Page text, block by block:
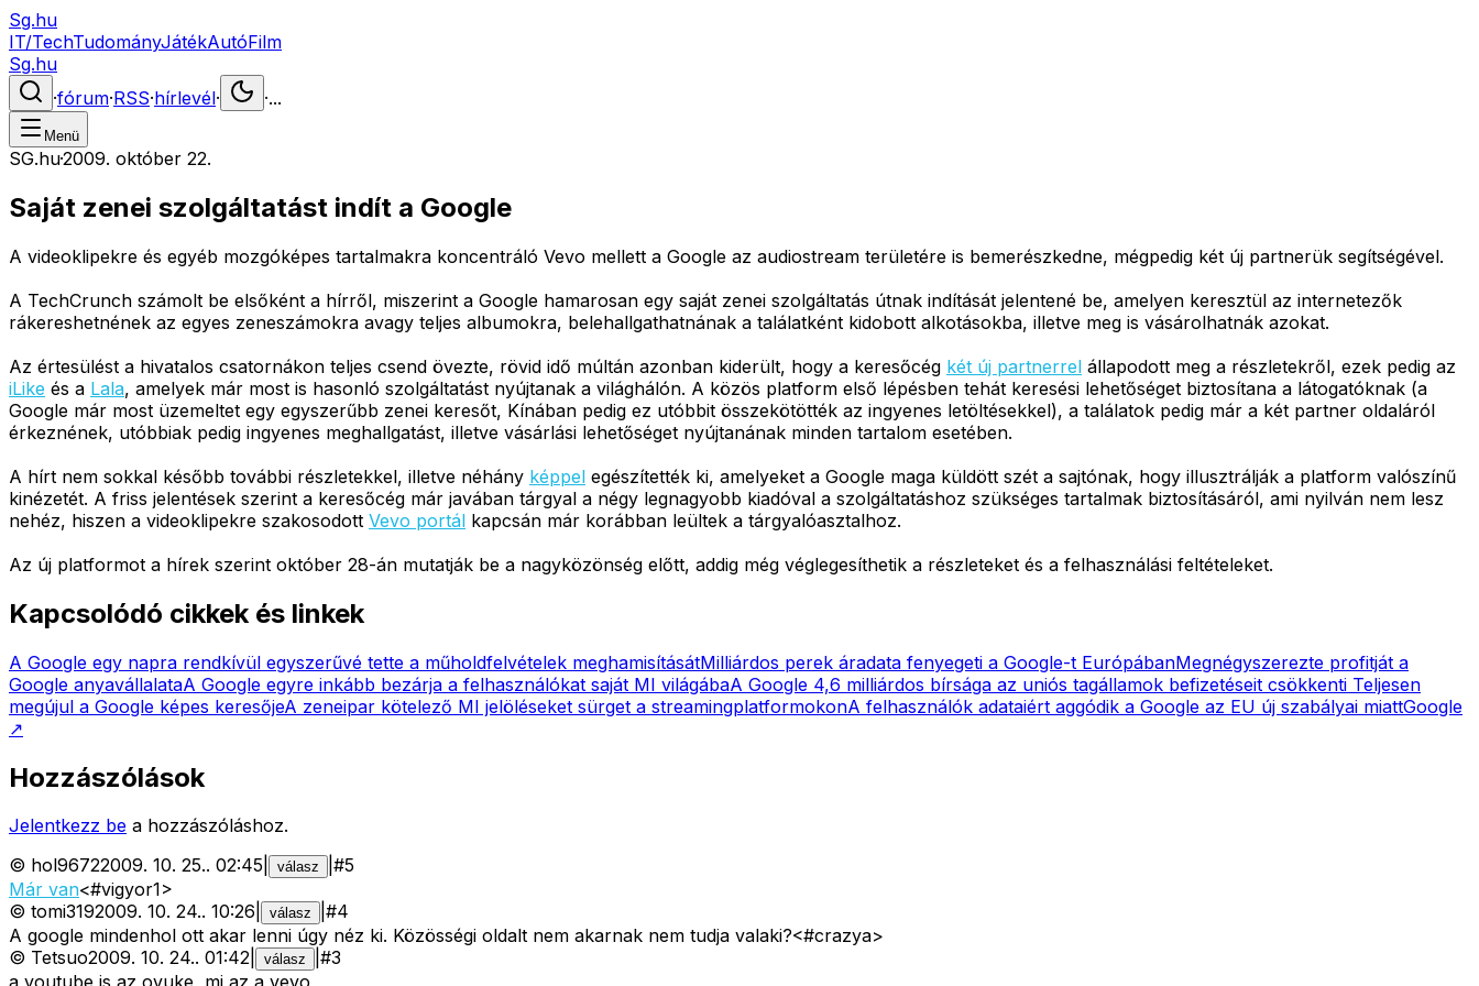
Sg.hu
IT/TechTudományJátékAutóFilm
Sg.hu
·fórum·RSS·hírlevél· ·...
Menü
SG.hu·2009. október 22.
Saját zenei szolgáltatást indít a Google
A videoklipekre és egyéb mozgóképes tartalmakra koncentráló Vevo mellett a Google az audiostream területére is bemerészkedne, mégpedig két új partnerük segítségével.
A TechCrunch számolt be elsőként a hírről, miszerint a Google hamarosan egy saját zenei szolgáltatás útnak indítását jelentené be, amelyen keresztül az internetezők
rákereshetnének az egyes zeneszámokra avagy teljes albumokra, belehallgathatnának a találatként kidobott alkotásokba, illetve meg is vásárolhatnák azokat.
Az értesülést a hivatalos csatornákon teljes csend övezte, rövid idő múltán azonban kiderült, hogy a keresőcég két új partnerrel állapodott meg a részletekről, ezek pedig az
iLike és a Lala, amelyek már most is hasonló szolgáltatást nyújtanak a világhálón. A közös platform első lépésben tehát keresési lehetőséget biztosítana a látogatóknak (a
Google már most üzemeltet egy egyszerűbb zenei keresőt, Kínában pedig ez utóbbit összekötötték az ingyenes letöltésekkel), a találatok pedig már a két partner oldaláról
érkeznének, utóbbiak pedig ingyenes meghallgatást, illetve vásárlási lehetőséget nyújtanának minden tartalom esetében.
A hírt nem sokkal később további részletekkel, illetve néhány képpel egészítették ki, amelyeket a Google maga küldött szét a sajtónak, hogy illusztrálják a platform valószínű
kinézetét. A friss jelentések szerint a keresőcég már javában tárgyal a négy legnagyobb kiadóval a szolgáltatáshoz szükséges tartalmak biztosításáról, ami nyilván nem lesz
nehéz, hiszen a videoklipekre szakosodott Vevo portál kapcsán már korábban leültek a tárgyalóasztalhoz.
Az új platformot a hírek szerint október 28-án mutatják be a nagyközönség előtt, addig még véglegesíthetik a részleteket és a felhasználási feltételeket.
Kapcsolódó cikkek és linkek
A Google egy napra rendkívül egyszerűvé tette a műholdfelvételek meghamisításátMilliárdos perek áradata fenyegeti a Google-t EurópábanMegnégyszerezte profitját a
Google anyavállalataA Google egyre inkább bezárja a felhasználókat saját MI világábaA Google 4,6 milliárdos bírsága az uniós tagállamok befizetéseit csökkenti Teljesen
megújul a Google képes keresőjeA zeneipar kötelező MI jelöléseket sürget a streamingplatformokonA felhasználók adataiért aggódik a Google az EU új szabályai miattGoogle
↗
Hozzászólások
Jelentkezz be a hozzászóláshoz.
© hol96722009. 10. 25.. 02:45 válasz #5
Már van<#vigyor1>
© tomi3192009. 10. 24.. 10:26 válasz #4
A google mindenhol ott akar lenni úgy néz ki. Közösségi oldalt nem akarnak nem tudja valaki?<#crazya>
© Tetsuo2009. 10. 24.. 01:42 válasz #3